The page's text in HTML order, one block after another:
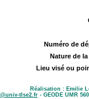
Numéro de
Nature de
Lieu visé ou
Réalisation : Emilie
tlse2.fr- GEODE UMR